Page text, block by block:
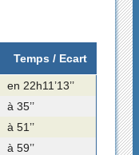
Temps / Ecart
en 22h11’13’’
à 35’’
à 51’’
à 59’’